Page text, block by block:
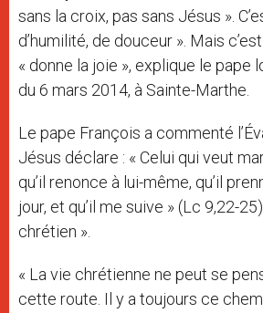
sans la croix, pas sans Jésus ».
d’humilité, de douceur ». Mais
« donne la joie », explique le pape
du 6 mars 2014, à Sainte-Marthe.
Le pape François a commenté
Jésus déclare : « Celui qui veut
qu’il renonce à lui-même, qu’il
jour, et qu’il me suive » (Lc 9,22-
chrétien ».
« La vie chrétienne ne peut se
cette route. Il y a toujours ce